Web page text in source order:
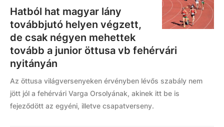
Hatból hat magyar lány
továbbjutó helyen végzett,
de csak négyen mehettek
tovább a junior öttusa vb fehérvári
nyitányán
Az öttusa világversenyeken érvényben lévős szabály nem
jött jól a fehérvári Varga Orsolyának, akinek itt be is
fejeződött az egyéni, illetve csapatverseny.